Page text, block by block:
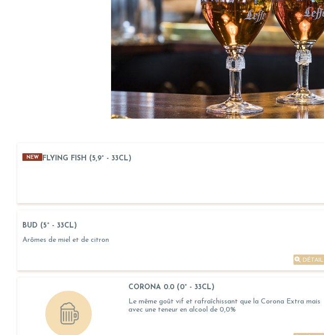
NEW FLYING FISH (5,9° - 33CL)
BUD (5° - 33CL)
Arômes de miel et de citron
DÉTAIL
CORONA 0.0 (0° - 33CL)
Le même goût vif et rafraîchissant que la Corona Extra mais
avec une teneur en alcool de 0,0%